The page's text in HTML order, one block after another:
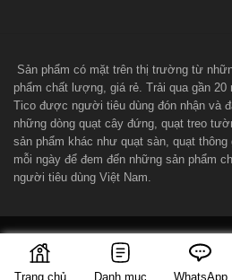
Sản phẩm có mặt trên thị trường từ
phẩm chất lượng, giá rẻ. Trải qua gần
Tico được người tiêu dùng đón nhận và
những dòng quạt cây đứng, quạt treo
sản phẩm khác như quạt sàn, quạt
mỗi ngày để đem đến những sản phẩm
người tiêu dùng Việt Nam.
Server by
Copyright 2026 ©
Trang chủ Danh mục WhatsApp